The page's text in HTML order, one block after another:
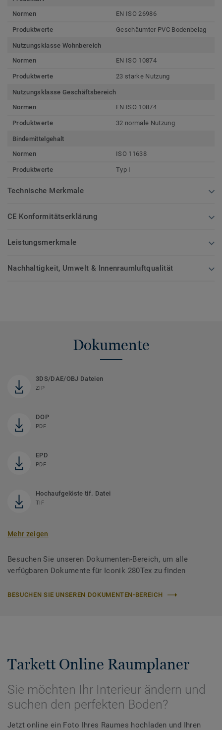
Normen
EN ISO 26986
Produktwerte Geschäumter PVC Bodenbelag
Nutzungsklasse Wohnbereich
Normen
EN ISO 10874
Produktwerte 23 starke Nutzung
Nutzungsklasse Geschäftsbereich
Normen
EN ISO 10874
Produktwerte 32 normale Nutzung
Bindemittelgehalt
Normen
ISO 11638
Produktwerte Typ I
Technische Merkmale
CE Konformitätserklärung
Leistungsmerkmale
Nachhaltigkeit, Umwelt & Innenraumluftqualität
Dokumente
3DS/DAE/OBJ Dateien
ZIP
DOP
PDF
EPD
PDF
Hochaufgelöste tif. Datei
TIF
Mehr zeigen
Besuchen Sie unseren Dokumenten-Bereich, um alle
verfügbaren Dokumente für Iconik 280Tex zu finden
BESUCHEN SIE UNSEREN DOKUMENTEN-BEREICH
Tarkett Online Raumplaner
Sie möchten Ihr Interieur ändern und
suchen den perfekten Boden?
Jetzt online ein Foto Ihres Raumes hochladen und Ihren